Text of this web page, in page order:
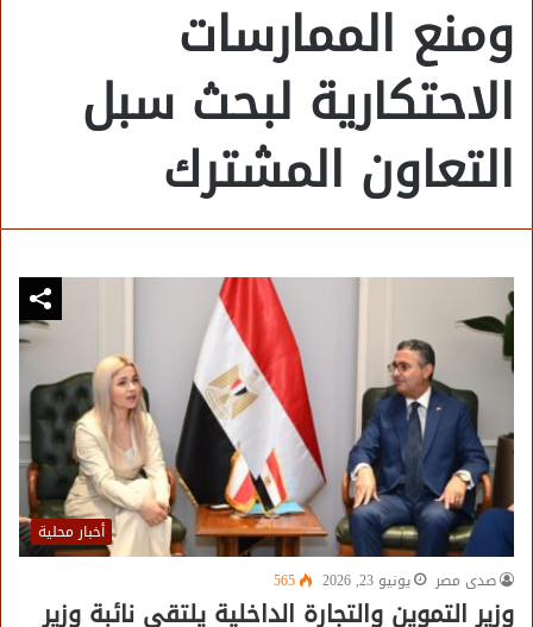
ومنع الممارسات
الاحتكارية لبحث سبل
التعاون المشترك
أخبار محلية
صدى مصر
يونيو 23, 2026 565
وزير التموين والتجارة الداخلية يلتقي نائبة وزير